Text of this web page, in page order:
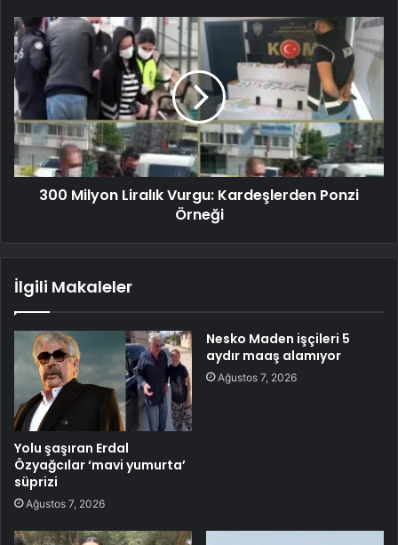
300 Milyon Liralık Vurgu: Kardeşlerden Ponzi
Örneği
İlgili Makaleler
Yolu şaşıran Erdal
Özyağcılar ‘mavi yumurta’
süprizi
Ağustos 7, 2026
Nesko Maden işçileri 5
aydır maaş alamıyor
Ağustos 7, 2026